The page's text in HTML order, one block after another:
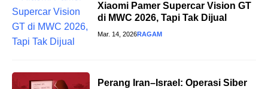
Xiaomi Pamer Supercar Vision GT
di MWC 2026, Tapi Tak Dijual
Mar. 14, 2026RAGAM
Perang Iran–Israel: Operasi Siber